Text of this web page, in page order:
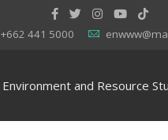
+662 441 5000